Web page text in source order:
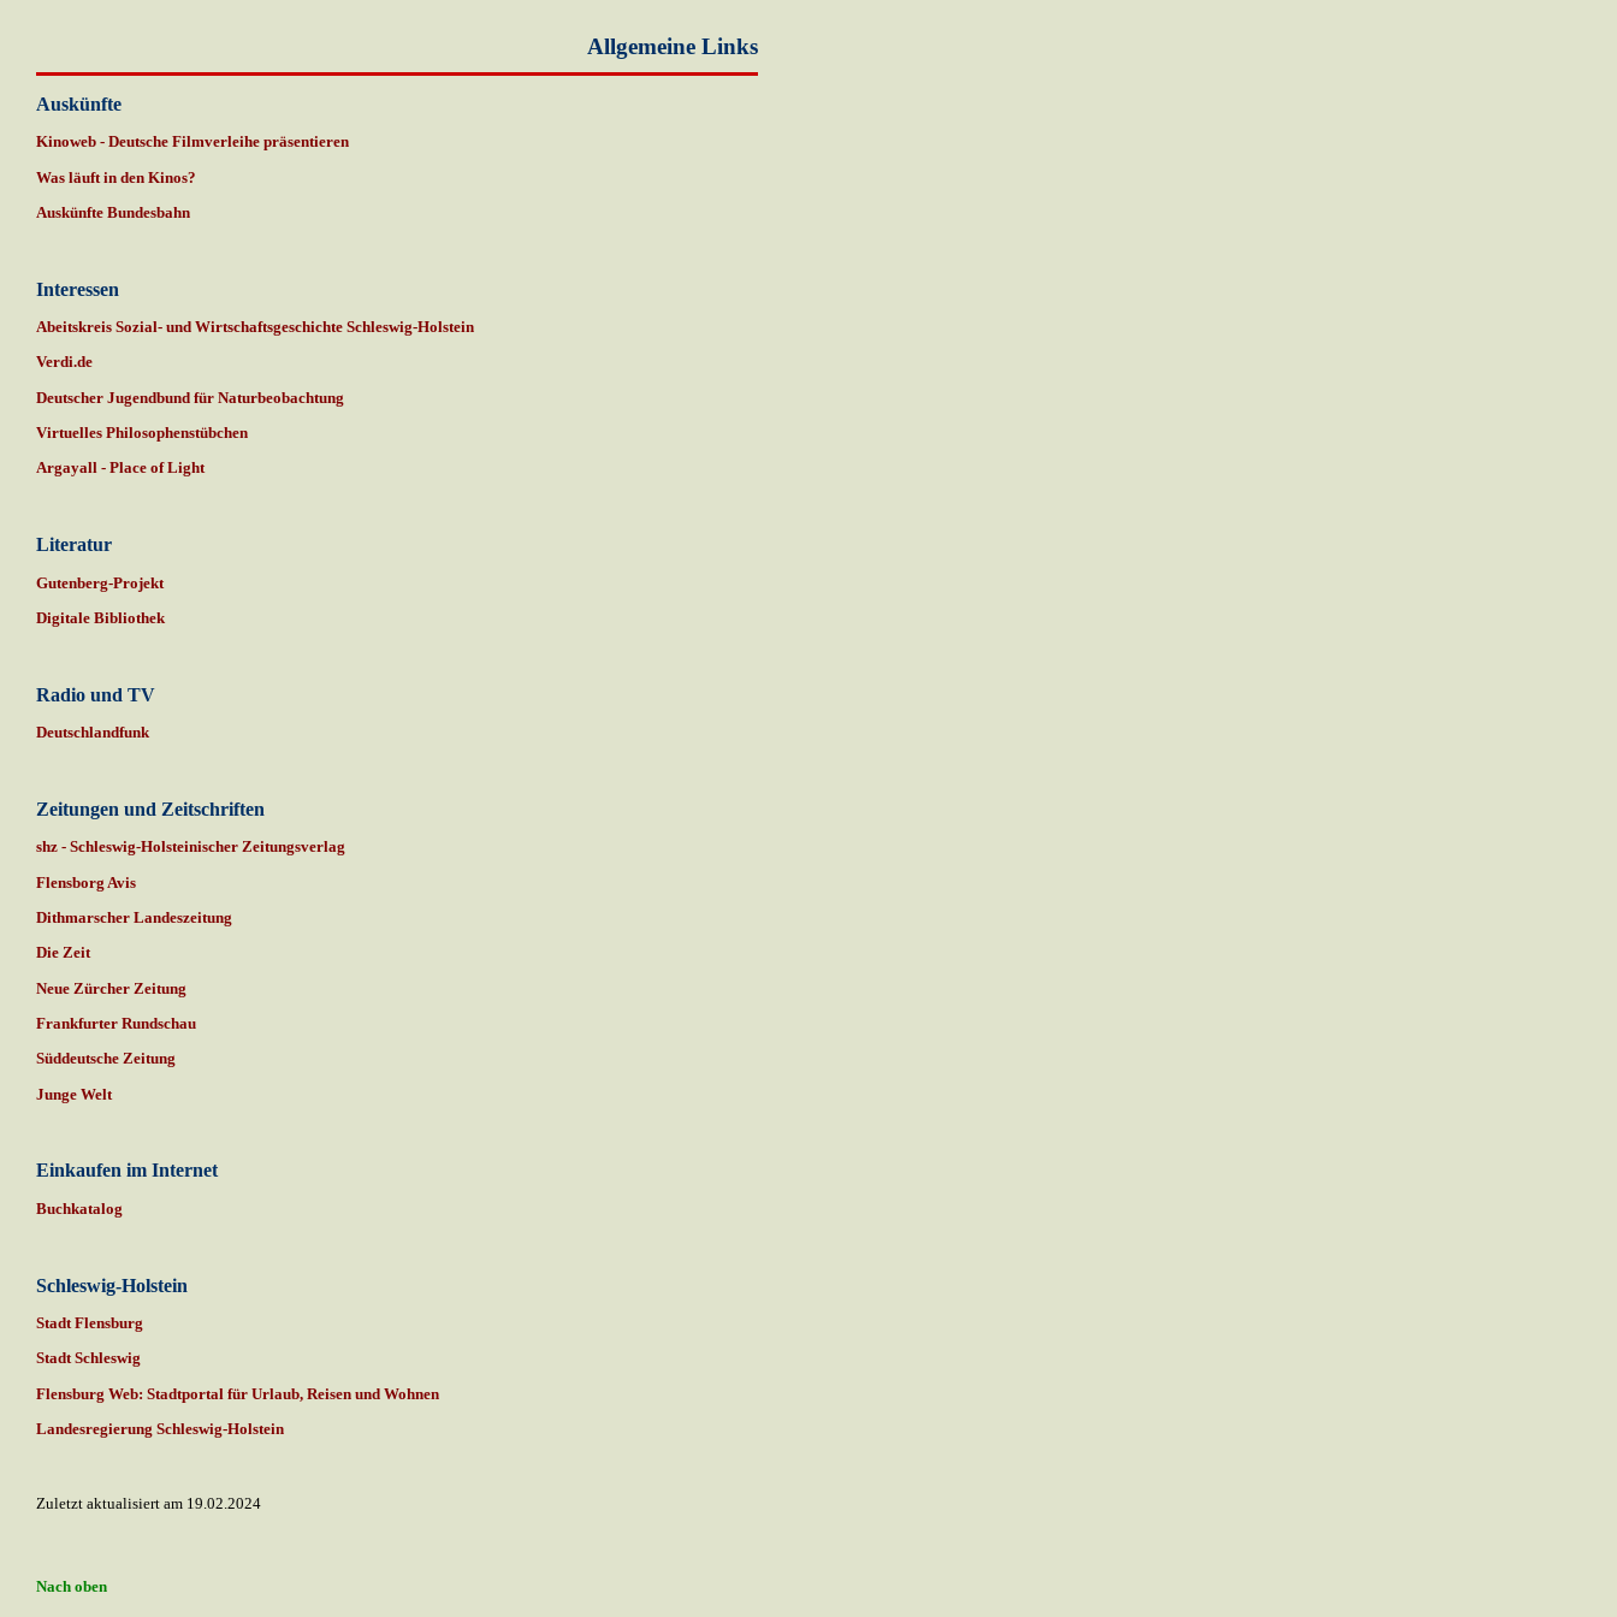
Allgemeine Links
Auskünfte
Kinoweb - Deutsche Filmverleihe präsentieren
Was läuft in den Kinos?
Auskünfte Bundesbahn
Interessen
Abeitskreis Sozial- und Wirtschaftsgeschichte Schleswig-Holstein
Verdi.de
Deutscher Jugendbund für Naturbeobachtung
Virtuelles Philosophenstübchen
Argayall - Place of Light
Literatur
Gutenberg-Projekt
Digitale Bibliothek
Radio und TV
Deutschlandfunk
Zeitungen und Zeitschriften
shz - Schleswig-Holsteinischer Zeitungsverlag
Flensborg Avis
Dithmarscher Landeszeitung
Die Zeit
Neue Zürcher Zeitung
Frankfurter Rundschau
Süddeutsche Zeitung
Junge Welt
Einkaufen im Internet
Buchkatalog
Schleswig-Holstein
Stadt Flensburg
Stadt Schleswig
Flensburg Web: Stadtportal für Urlaub, Reisen und Wohnen
Landesregierung Schleswig-Holstein
Zuletzt aktualisiert am 19.02.2024
Nach oben